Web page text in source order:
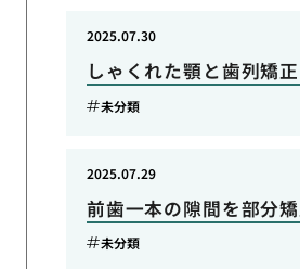
しゃくれた顎と歯列矯
2025.07.30
未分類
前歯一本の隙間を部分
2025.07.29
未分類